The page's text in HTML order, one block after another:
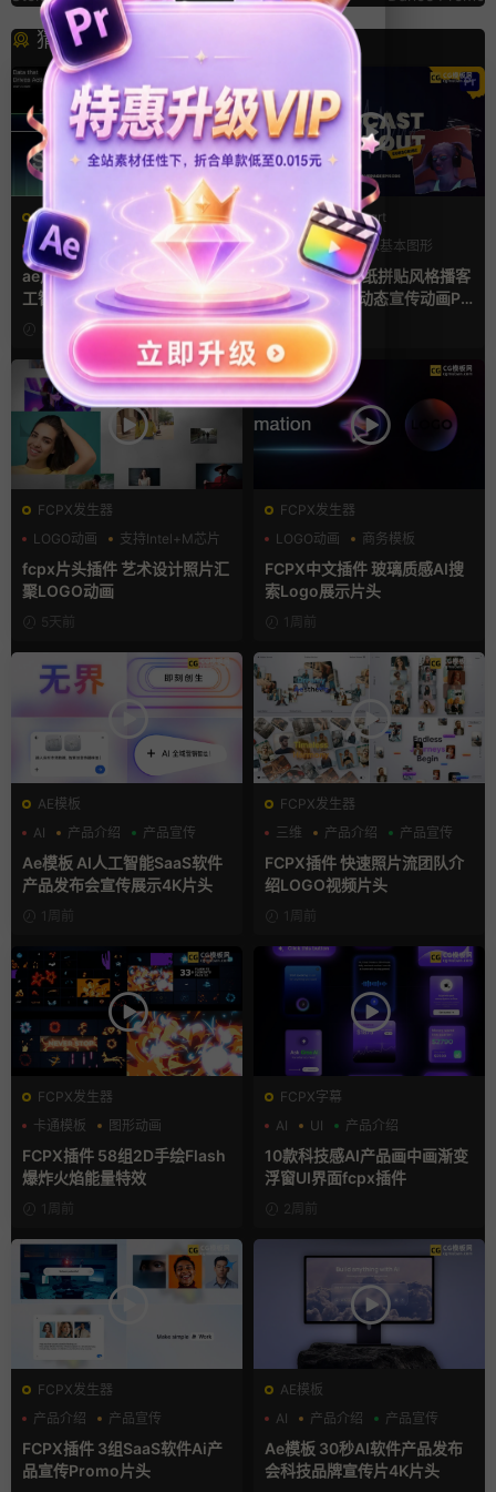
猜你喜欢
AE模板
AI
产品介绍 产品宣传
ae片头模板 36秒科技感AI人
工智能SaaS产品图文数据展示
宣传视频AE模板
3天前
PR基本图形mogrt
LOGO动画
PR基本图形
复古风
pr模板 做旧撕纸拼贴风格播客
节目开场介绍动态宣传动画PR
模版5天前
FCPX发生器
LOGO动画
支持Intel+M芯片
汇聚
fcpx片头插件 艺术设计照片汇
聚LOGO动画
5天前
FCPX发生器
LOGO动画
商务模板
支持Intel+M芯片
FCPX中文插件 玻璃质感AI搜
索Logo展示片头
1周前
AE模板
AI
产品介绍 产品宣传
Ae模板 AI人工智能SaaS软件
产品发布会宣传展示4K片头
1周前
FCPX发生器
三维
产品介绍 产品宣传
FCPX插件 快速照片流团队介
绍LOGO视频片头
1周前
FCPX发生器
卡通模板
图形动画
手绘风
FCPX插件 58组2D手绘Flash
爆炸火焰能量特效
1周前
FCPX字幕
AI
UI 产品介绍
10款科技感AI产品画中画渐变
浮窗UI界面fcpx插件
2周前
FCPX发生器
产品介绍
产品宣传
产品展示
FCPX插件 3组SaaS软件Ai产
品宣传Promo片头
AE模板
AI
产品介绍 产品宣传
Ae模板 30秒AI软件产品发布
会科技品牌宣传片4K片头